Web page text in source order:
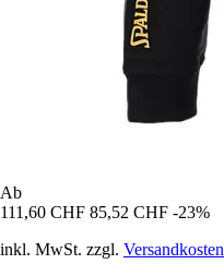
Ab
111,60 CHF 85,52 CHF -23%
inkl. MwSt. zzgl. Versandkosten